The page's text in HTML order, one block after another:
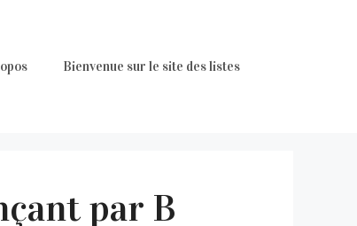
Bienvenue sur le site des listes
par B